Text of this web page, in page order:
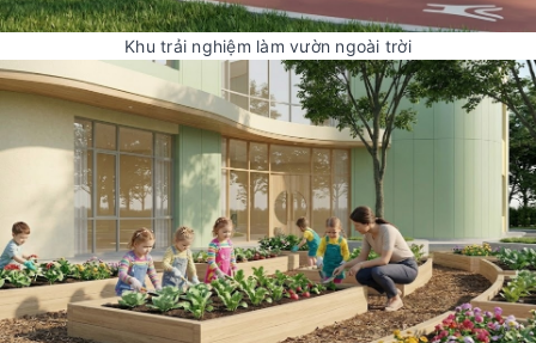
Khu trải nghiệm làm vườn ngoài trời